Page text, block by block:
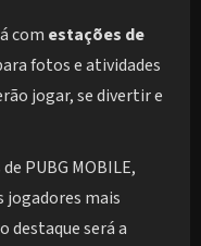
com estações de
fotos e atividades
jogar, se divertir e
PUBG MOBILE,
jogadores mais
destaque será a